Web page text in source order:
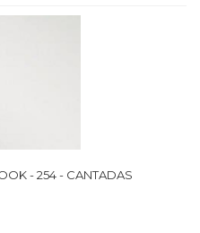
- 254 - CANTADAS